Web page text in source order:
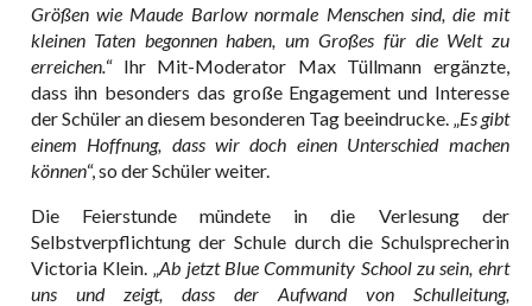
Größen wie Maude Barlow normale Menschen sind, die mit
kleinen Taten begonnen haben, um Großes für die Welt zu
erreichen.“ Ihr Mit-Moderator Max Tüllmann ergänzte,
dass ihn besonders das große Engagement und Interesse
der Schüler an diesem besonderen Tag beeindrucke. „Es gibt
einem Hoffnung, dass wir doch einen Unterschied machen
können“, so der Schüler weiter.
Die Feierstunde mündete in die Verlesung der
Selbstverpflichtung der Schule durch die Schulsprecherin
Victoria Klein. „Ab jetzt Blue Community School zu sein, ehrt
uns und zeigt, dass der Aufwand von Schulleitung,